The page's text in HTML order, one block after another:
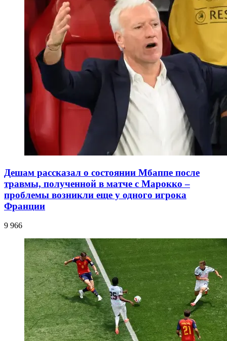
Дешам рассказал о состоянии Мбаппе после
травмы, полученной в матче с Марокко –
проблемы возникли еще у одного игрока
Франции
9 966